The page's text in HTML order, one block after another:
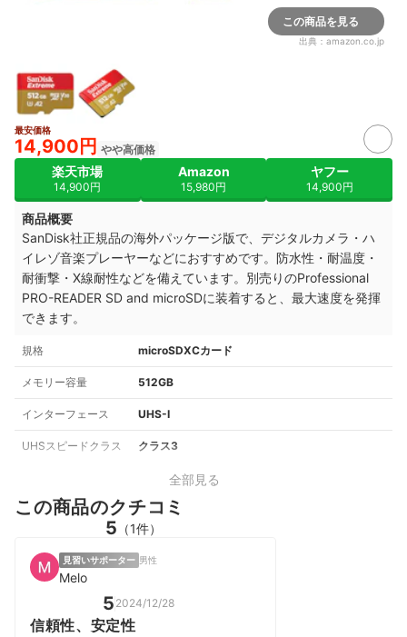
この商品を見る
出典： amazon.co.jp
最安価格
14,900円 やや高価格
楽天市場
14,900円
Amazon
15,980円
ヤフー
14,900円
商品概要
SanDisk社正規品の海外パッケージ版で、デジタルカメラ・ハ
イレゾ音楽プレーヤーなどにおすすめです。防水性・耐温度・
耐衝撃・X線耐性などを備えています。別売りのProfessional
PRO-READER SD and microSDに装着すると、最大速度を発揮
できます。
規格 microSDXCカード
メモリー容量 512GB
インターフェース UHS-I
UHSスピードクラス クラス3
全部見る
この商品のクチコミ
5 （1件）
見習いサポーター 男性
Melo
5 2024/12/28
信頼性、安定性